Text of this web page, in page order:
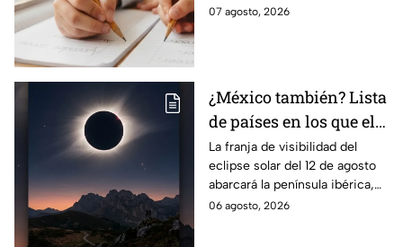
telefónicos y correos de
07 agosto, 2026
¿México también? Lista
de países en los que el
12 de agosto se verá el
eclipse solar total y en
los que será parcial
La franja de visibilidad del
eclipse solar del 12 de agosto
abarcará la península ibérica,
por lo que solo podrá
06 agosto, 2026